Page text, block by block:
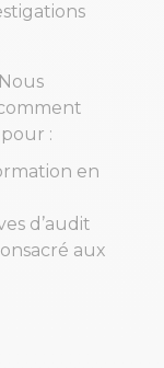
:
en
d’audit
aux